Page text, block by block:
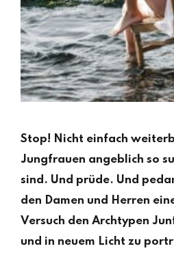
MODE,
Stop! Nicht einfach
Jungfrauen angeblich so
sind. Und prüde. Und
den Damen und Herren
Versuch den Archtypen
und in neuem Licht zu